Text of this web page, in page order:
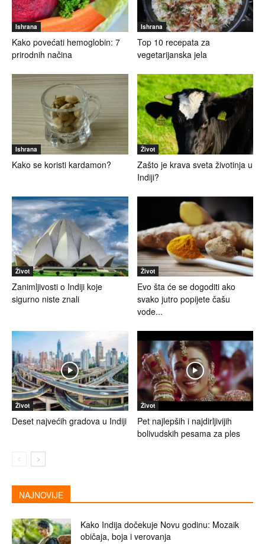
Ishrana
Kako povećati hemoglobin: 7
prirodnih načina
Ishrana
Top 10 recepata za
vegetarijanska jela
Ishrana
Kako se koristi kardamon?
Život
Zašto je krava sveta životinja u
Indiji?
Život
Zanimljivosti o Indiji koje
sigurno niste znali
Život
Evo šta će se dogoditi ako
svako jutro popijete čašu
vode...
Život
Deset najvećih gradova u Indiji
Život
Pet najlepših i najdirljivijih
bolivudskih pesama za ples
NAJNOVIJE
Kako Indija dočekuje Novu godinu: Mozaik
običaja, boja i verovanja